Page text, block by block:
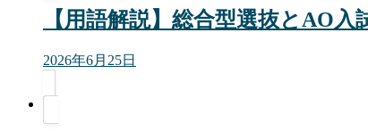
【用語解説】総合型選抜とAO入
2026年6月25日